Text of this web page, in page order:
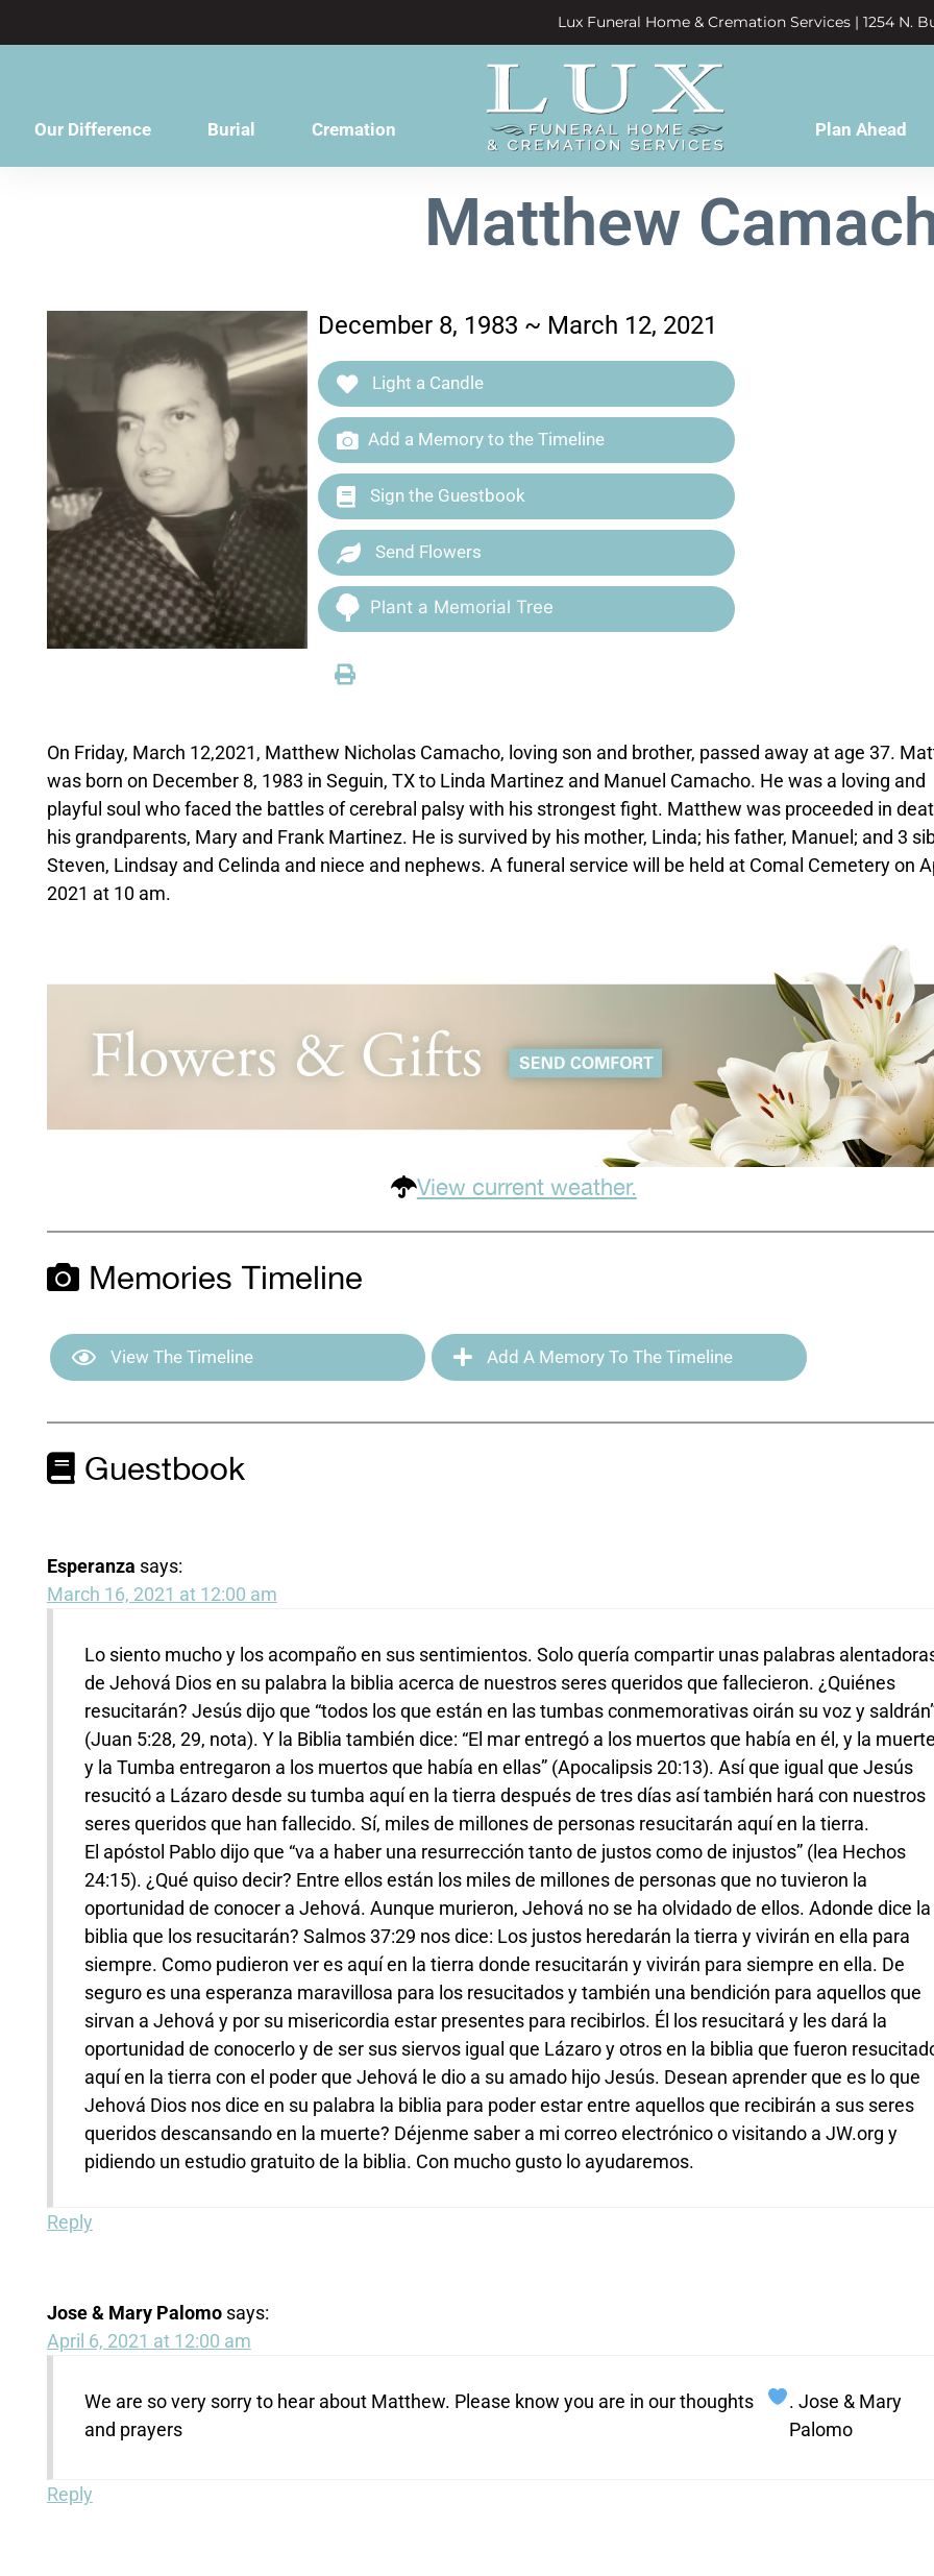
Lux Funeral Home & Cremation Services | 1254 N.
Our Difference Burial Cremation Plan Ahead
Matthew
December 8, 1983 ~ March 12, 2021
Light a Candle
Add a Memory to the Timeline
Sign the Guestbook
Send Flowers
Plant a Memorial Tree
On Friday, March 12,2021, Matthew Nicholas Camacho, loving son and brother, passed away at age 37.
was born on December 8, 1983 in Seguin, TX to Linda Martinez and Manuel Camacho. He was a loving and
playful soul who faced the battles of cerebral palsy with his strongest fight. Matthew was proceeded in
his grandparents, Mary and Frank Martinez. He is survived by his mother, Linda; his father, Manuel; and 3
Steven, Lindsay and Celinda and niece and nephews. A funeral service will be held at Comal Cemetery on
2021 at 10 am.
View current weather.
Memories Timeline
View The Timeline Add A Memory To The Timeline
Guestbook
Esperanza says:
March 16, 2021 at 12:00 am
Lo siento mucho y los acompaño en sus sentimientos. Solo quería compartir unas palabras
de Jehová Dios en su palabra la biblia acerca de nuestros seres queridos que fallecieron. ¿Quiénes
resucitarán? Jesús dijo que “todos los que están en las tumbas conmemorativas oirán su voz y
(Juan 5:28, 29, nota). Y la Biblia también dice: “El mar entregó a los muertos que había en él, y la
y la Tumba entregaron a los muertos que había en ellas” (Apocalipsis 20:13). Así que igual que Jesús
resucitó a Lázaro desde su tumba aquí en la tierra después de tres días así también hará con nuestros
seres queridos que han fallecido. Sí, miles de millones de personas resucitarán aquí en la tierra.
El apóstol Pablo dijo que “va a haber una resurrección tanto de justos como de injustos” (lea Hechos
24:15). ¿Qué quiso decir? Entre ellos están los miles de millones de personas que no tuvieron la
oportunidad de conocer a Jehová. Aunque murieron, Jehová no se ha olvidado de ellos. Adonde dice la
biblia que los resucitarán? Salmos 37:29 nos dice: Los justos heredarán la tierra y vivirán en ella para
siempre. Como pudieron ver es aquí en la tierra donde resucitarán y vivirán para siempre en ella. De
seguro es una esperanza maravillosa para los resucitados y también una bendición para aquellos que
sirvan a Jehová y por su misericordia estar presentes para recibirlos. Él los resucitará y les dará la
oportunidad de conocerlo y de ser sus siervos igual que Lázaro y otros en la biblia que fueron
aquí en la tierra con el poder que Jehová le dio a su amado hijo Jesús. Desean aprender que es lo que
Jehová Dios nos dice en su palabra la biblia para poder estar entre aquellos que recibirán a sus seres
queridos descansando en la muerte? Déjenme saber a mi correo electrónico o visitando a JW.org y
pidiendo un estudio gratuito de la biblia. Con mucho gusto lo ayudaremos.
Reply
Jose & Mary Palomo says:
April 6, 2021 at 12:00 am
We are so very sorry to hear about Matthew. Please know you are in our thoughts
and prayers
. Jose & Mary
Palomo
Reply